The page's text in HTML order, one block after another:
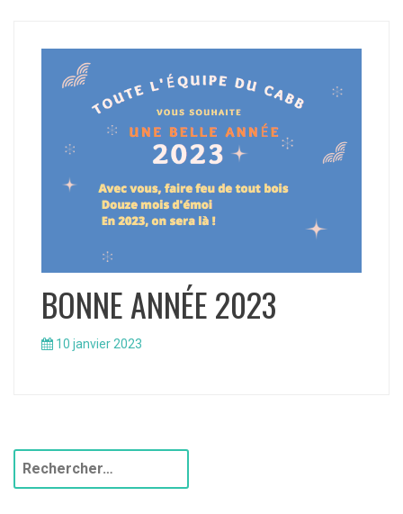
BONNE ANNÉE 2023
10 janvier 2023